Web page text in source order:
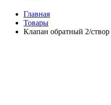
Главная
Товары
Клапан обратный 2/